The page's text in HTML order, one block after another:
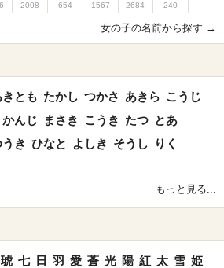
2008 654 1567 2684 240
女の子の名前から探す →
きとも たかし つかさ あきら こうじ
かんじ まさき こうき たつ とあ
うき ひなと よしき そうし
りく
もっと見る...
琥 七 日 羽 愛 蒼 光 陽 紅 太 雪 姫